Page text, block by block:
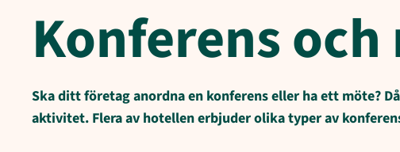
Konferens
Ska ditt företag anordna en konferens eller ha ett möte?
aktivitet. Flera av hotellen erbjuder olika typer av